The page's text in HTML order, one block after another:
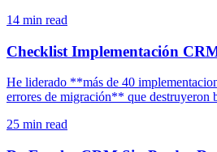
14 min read
Checklist Implementación
He liderado **más de 40
errores de migración** que destruyeron
25 min read